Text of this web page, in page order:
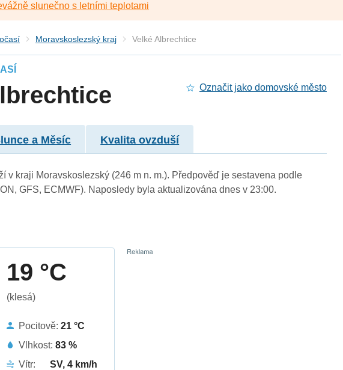
slunečno s letními teplotami
Moravskoslezský kraj Velké Albrechtice
Označit jako domovské město
a Měsíc Kvalita ovzduší
v kraji Moravskoslezský (246 m n. m.). Předpověď je sestavena podle
GFS, ECMWF). Naposledy byla aktualizována dnes v 23:00.
19 °C
(klesá)
Pocitově:21 °C
Vlhkost:83 %
Vítr:
SV, 4 km/h